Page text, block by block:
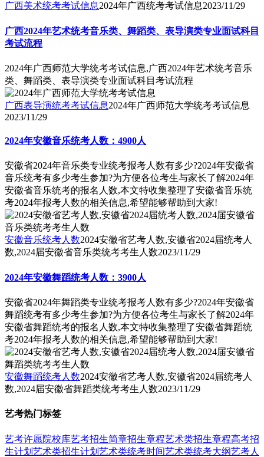
广西美术统考考试信息2024年广西统考考试信息2023/11/29
广西2024年艺术统考音乐类、舞蹈类、表导演类专业面试科目
考试流程
2024年广西师范大学统考考试信息,广西2024年艺术统考音乐
类、舞蹈类、表导演类专业面试科目考试流程
广西表导演统考考试信息2024年广西师范大学统考考试信息
2023/11/29
2024年安徽音乐统考人数：4900人
安徽省2024年音乐类专业统考报考人数有多少?2024年安徽省
音乐统考有多少考生参加?为方便各位考生与家长了解2024年
安徽省音乐统考的报名人数,本文特收集整理了安徽省音乐统
考2024年报考人数的相关信息,希望能够帮助到大家!
安徽音乐统考人数2024安徽省艺考人数,安徽省2024届统考人
数,2024届安徽省音乐类统考考生人数2023/11/29
2024年安徽舞蹈统考人数：3900人
安徽省2024年舞蹈类专业统考报考人数有多少?2024年安徽省
舞蹈统考有多少考生参加?为方便各位考生与家长了解2024年
安徽省舞蹈统考的报名人数,本文特收集整理了安徽省舞蹈统
考2024年报考人数的相关信息,希望能够帮助到大家!
安徽舞蹈统考人数2024安徽省艺考人数,安徽省2024届统考人
数,2024届安徽省舞蹈类统考考生人数2023/11/29
艺考热门标签
艺考许愿院校库艺考招生简章招生章程艺术类招生章程高考招
生计划 艺术类招生计划 艺术类统考时间艺术类统考大纲艺考人